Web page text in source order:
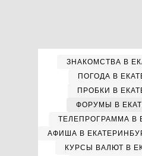
ЗНАКОМСТВА В
ПОГОДА В
ПРОБКИ В
ФОРУМЫ В
ТЕЛЕПРОГРАММА В
АФИША В
КУРСЫ ВАЛЮТ В